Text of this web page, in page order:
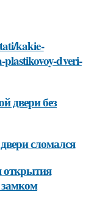
kakie-
dveri-
двери без
сломался
открытия